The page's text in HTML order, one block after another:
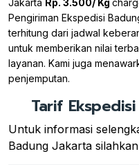
Jakarta Rp. 3.500/ Kg
Pengiriman Ekspedisi
terhitung dari jadwal
untuk memberikan nilai
layanan. Kami juga
penjemputan.
Tarif
Untuk informasi
Badung Jakarta